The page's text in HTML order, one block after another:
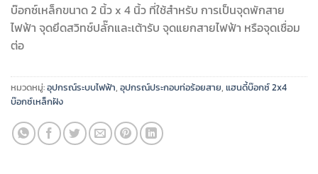
บ๊อกซ์เหล็กขนาด 2 นิ้ว x 4 นิ้ว ที่ใช้สำหรับ การเป็นจุดพักสาย
ไฟฟ้า จุดยึดสวิทช์ปลั๊กและเต้ารับ จุดแยกสายไฟฟ้า หรือจุดเชื่อม
ต่อ
หมวดหมู่:อุปกรณ์ระบบไฟฟ้า, อุปกรณ์ประกอบท่อร้อยสาย, แฮนดี้บ๊อกซ์ 2x4
บ๊อกซ์เหล็กฝัง